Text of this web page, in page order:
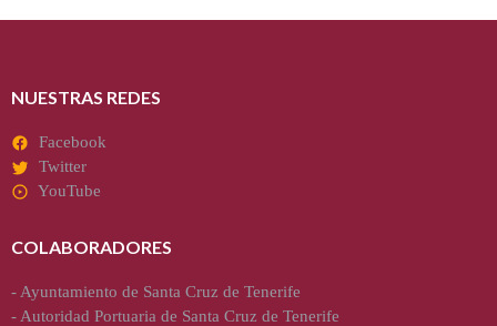
NUESTRAS REDES
Facebook
Twitter
YouTube
COLABORADORES
- Ayuntamiento de Santa Cruz de Tenerife
- Autoridad Portuaria de Santa Cruz de Tenerife